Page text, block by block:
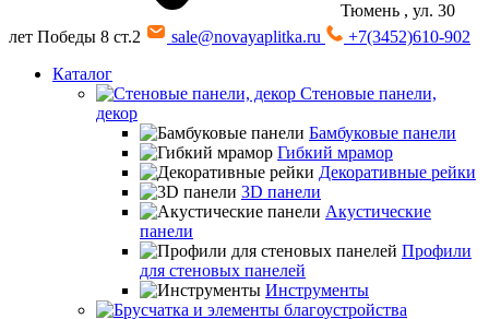
Тюмень , ул. 30
лет Победы 8 ст.2
sale@novayaplitka.ru
+7(3452)610-902
Каталог
Стеновые панели,
декор
Бамбуковые панели
Гибкий мрамор
Декоративные рейки
3D панели
Акустические
панели
Профили
для стеновых панелей
Инструменты